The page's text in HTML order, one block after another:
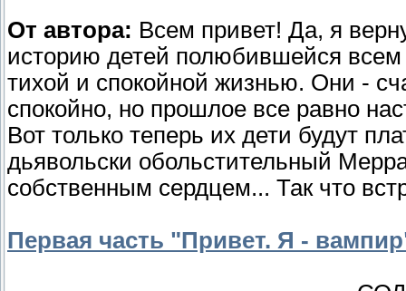
От автора: Всем привет! Да, я
историю детей полюбившейся
тихой и спокойной жизнью. Они -
спокойно, но прошлое все равно
Вот только теперь их дети будут
дьявольски обольстительный
собственным сердцем... Так что
Первая часть "Привет. Я -